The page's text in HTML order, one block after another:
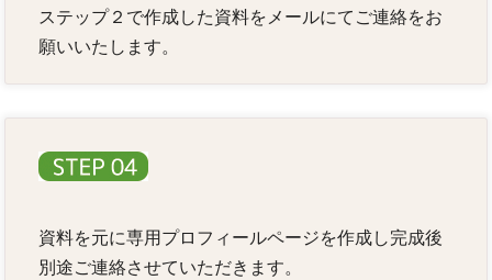
ステップ２で作成した資料をメールにてご連絡をお
願いいたします。
資料を元に専用プロフィールページを作成し完成後
別途ご連絡させていただきます。